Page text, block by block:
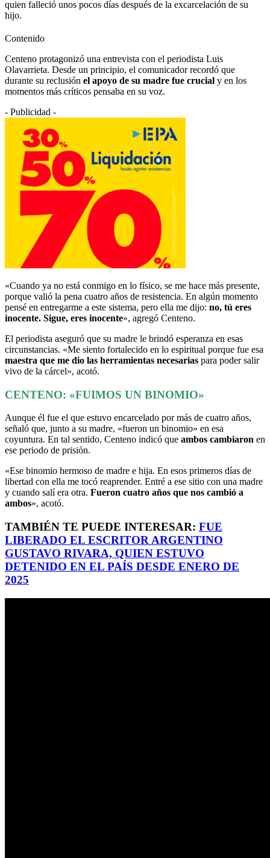
quien falleció unos pocos días después de la excarcelación de su
hijo.
Contenido
Centeno protagonizó una entrevista con el periodista Luis
Olavarrieta. Desde un principio, el comunicador recordó que
durante su reclusión el apoyo de su madre fue crucial y en los
momentos más críticos pensaba en su voz.
- Publicidad -
«Cuando ya no está conmigo en lo físico, se me hace más presente,
porque valió la pena cuatro años de resistencia. En algún momento
pensé en entregarme a este sistema, pero ella me dijo: no, tú eres
inocente. Sigue, eres inocente», agregó Centeno.
El periodista aseguró que su madre le brindó esperanza en esas
circunstancias. «Me siento fortalecido en lo espiritual porque fue esa
maestra que me dio las herramientas necesarias para poder salir
vivo de la cárcel», acotó.
CENTENO: «FUIMOS UN BINOMIO»
Aunque él fue el que estuvo encarcelado por más de cuatro años,
señaló que, junto a su madre, «fueron un binomio» en esa
coyuntura. En tal sentido, Centeno indicó que ambos cambiaron en
ese periodo de prisión.
«Ese binomio hermoso de madre e hija. En esos primeros días de
libertad con ella me tocó reaprender. Entré a ese sitio con una madre
y cuando salí era otra. Fueron cuatro años que nos cambió a
ambos», acotó.
TAMBIÉN TE PUEDE INTERESAR: FUE
LIBERADO EL ESCRITOR ARGENTINO
GUSTAVO RIVARA, QUIEN ESTUVO
DETENIDO EN EL PAÍS DESDE ENERO DE
2025